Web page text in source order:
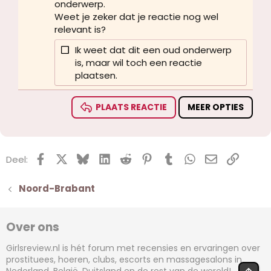
26
Trebuchet MS
Verdana
onderwerp.
Weet je zeker dat je reactie nog wel
relevant is?
Ik weet dat dit een oud onderwerp
is, maar wil toch een reactie
plaatsen.
PLAATS REACTIE MEER OPTIES
Deel: FacebookX (Twitter)
BlueskyLinkedIn
Reddit Pinterest
Tumblr WhatsApp
E-mail
Noord-Brabant
Over ons
Girlsreview.nl is hét forum met recensies en ervaringen over
prostituees, hoeren, clubs, escorts en massagesalons in